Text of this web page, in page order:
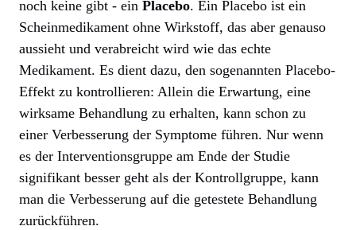
noch keine gibt - ein Placebo. Ein Placebo ist ein
Scheinmedikament ohne Wirkstoff, das aber genauso
aussieht und verabreicht wird wie das echte
Medikament. Es dient dazu, den sogenannten Placebo-
Effekt zu kontrollieren: Allein die Erwartung, eine
wirksame Behandlung zu erhalten, kann schon zu
einer Verbesserung der Symptome führen. Nur wenn
es der Interventionsgruppe am Ende der Studie
signifikant besser geht als der Kontrollgruppe, kann
man die Verbesserung auf die getestete Behandlung
zurückführen.